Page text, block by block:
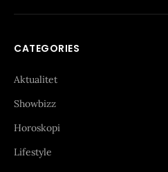
CATEGORIES
Aktualitet
Showbizz
Horoskopi
Lifestyle